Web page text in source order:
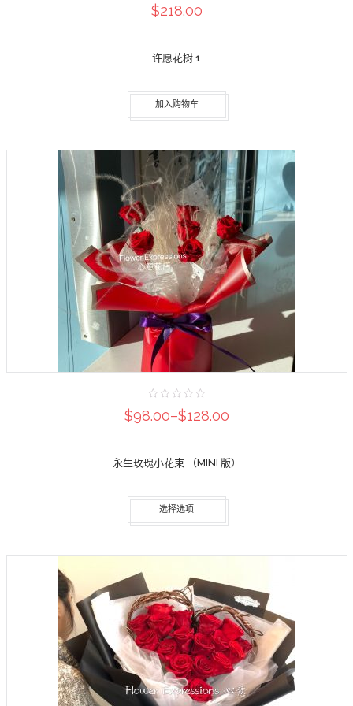
$218.00
许愿花树 1
加入购物车
$98.00–$128.00
永生玫瑰小花束 （MINI 版）
选择选项